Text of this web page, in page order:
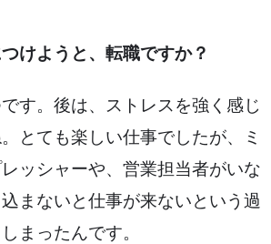
けようと、転職ですか？
す。後は、ストレスを強く感じ
とても楽しい仕事でしたが、ミ
ッシャーや、営業担当者がいな
まないと仕事が来ないという過
まったんです。